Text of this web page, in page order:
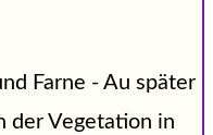
Farne - Au später
der Vegetation in